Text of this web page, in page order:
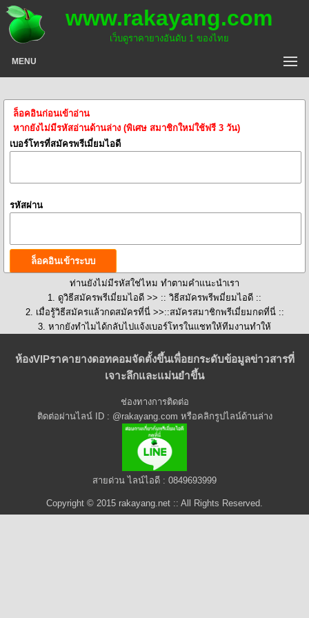
www.rakayang.com
เว็บดูราคายางอันดับ 1 ของไทย
MENU
ล็อคอินก่อนเข้าอ่าน
หากยังไม่มีรหัสอ่านด้านล่าง (พิเศษ สมาชิกใหม่ใช้ฟรี 3 วัน)
เบอร์โทรที่สมัครพรีเมี่ยมไอดี
รหัสผ่าน
ท่านยังไม่มีรหัสใช่ไหม ทำตามคำแนะนำเรา
1. ดูวิธีสมัครพรีเมี่ยมไอดี >> :: วิธีสมัครพรีพมี่ยมไอดี ::
2. เมื่อรู้วิธีสมัครแล้วกดสมัครที่นี่ >>::สมัครสมาชิกพรีเมี่ยมกดที่นี่ ::
3. หากยังทำไมได้กลับไปแจ้งเบอร์โทรในแชทให้ทีมงานทำให้
ห้องVIPราคายางดอทคอมจัดตั้งขึ้นเพื่อยกระดับข้อมูลข่าวสารที่
เจาะลึกและแม่นยำขึ้น
ช่องทางการติดต่อ
ติดต่อผ่านไลน์ ID : @rakayang.com หรือคลิกรูปไลน์ด้านล่าง
สายด่วน ไลน์ไอดี : 0849693999
Copyright © 2015 rakayang.net :: All Rights Reserved.